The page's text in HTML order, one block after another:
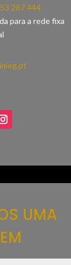
287 444
para a rede fixa
UMA